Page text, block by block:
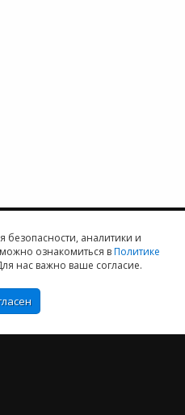
аналитики и
ознакомиться вПолитике
нас важно ваше согласие.
облачные технологии и
пользователе.